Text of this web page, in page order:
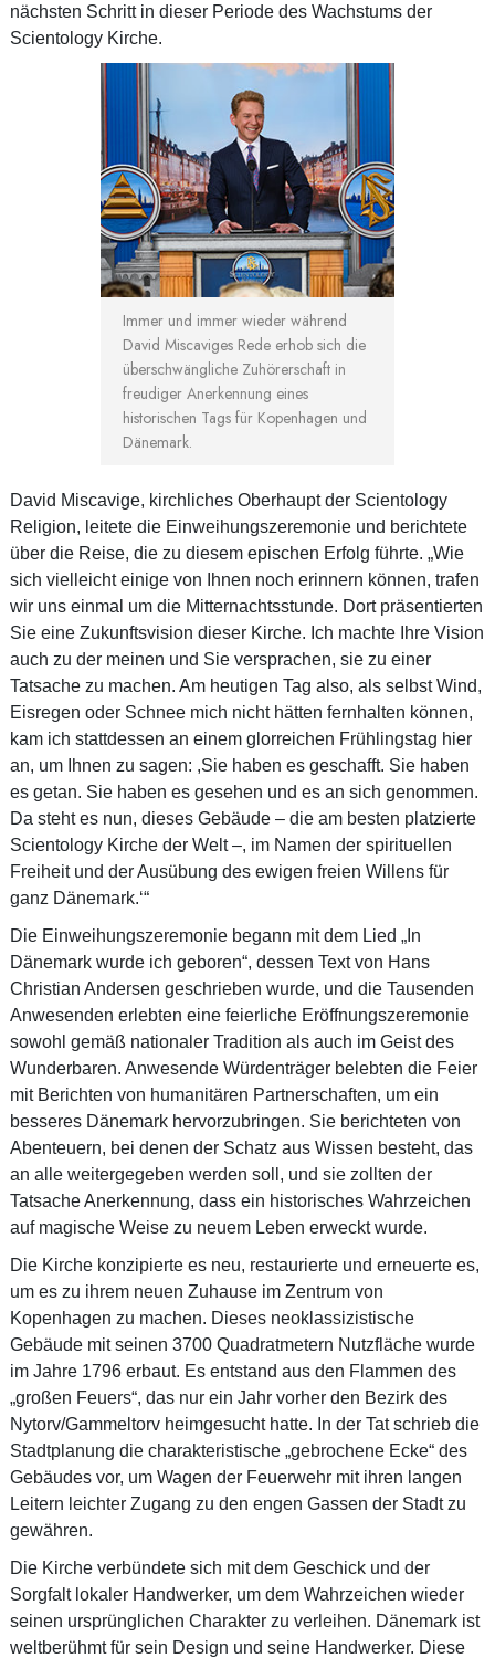
nächsten Schritt in dieser Periode des Wachstums der
Scientology Kirche.
Immer und immer wieder während
David Miscaviges Rede erhob sich die
überschwängliche Zuhörerschaft in
freudiger Anerkennung eines
historischen Tags für Kopenhagen und
Dänemark.
David Miscavige, kirchliches Oberhaupt der Scientology
Religion, leitete die Einweihungszeremonie und berichtete
über die Reise, die zu diesem epischen Erfolg führte. „Wie
sich vielleicht einige von Ihnen noch erinnern können, trafen
wir uns einmal um die Mitternachtsstunde. Dort präsentierten
Sie eine Zukunftsvision dieser Kirche. Ich machte Ihre Vision
auch zu der meinen und Sie versprachen, sie zu einer
Tatsache zu machen. Am heutigen Tag also, als selbst Wind,
Eisregen oder Schnee mich nicht hätten fernhalten können,
kam ich stattdessen an einem glorreichen Frühlingstag hier
an, um Ihnen zu sagen: ,Sie haben es geschafft. Sie haben
es getan. Sie haben es gesehen und es an sich genommen.
Da steht es nun, dieses Gebäude – die am besten platzierte
Scientology Kirche der Welt –, im Namen der spirituellen
Freiheit und der Ausübung des ewigen freien Willens für
ganz Dänemark.‘“
Die Einweihungszeremonie begann mit dem Lied „In
Dänemark wurde ich geboren“, dessen Text von Hans
Christian Andersen geschrieben wurde, und die Tausenden
Anwesenden erlebten eine feierliche Eröffnungszeremonie
sowohl gemäß nationaler Tradition als auch im Geist des
Wunderbaren. Anwesende Würdenträger belebten die Feier
mit Berichten von humanitären Partnerschaften, um ein
besseres Dänemark hervorzubringen. Sie berichteten von
Abenteuern, bei denen der Schatz aus Wissen besteht, das
an alle weitergegeben werden soll, und sie zollten der
Tatsache Anerkennung, dass ein historisches Wahrzeichen
auf magische Weise zu neuem Leben erweckt wurde.
Die Kirche konzipierte es neu, restaurierte und erneuerte es,
um es zu ihrem neuen Zuhause im Zentrum von
Kopenhagen zu machen. Dieses neoklassizistische
Gebäude mit seinen 3700 Quadratmetern Nutzfläche wurde
im Jahre 1796 erbaut. Es entstand aus den Flammen des
„großen Feuers“, das nur ein Jahr vorher den Bezirk des
Nytorv/Gammeltorv heimgesucht hatte. In der Tat schrieb die
Stadtplanung die charakteristische „gebrochene Ecke“ des
Gebäudes vor, um Wagen der Feuerwehr mit ihren langen
Leitern leichter Zugang zu den engen Gassen der Stadt zu
gewähren.
Die Kirche verbündete sich mit dem Geschick und der
Sorgfalt lokaler Handwerker, um dem Wahrzeichen wieder
seinen ursprünglichen Charakter zu verleihen. Dänemark ist
weltberühmt für sein Design und seine Handwerker. Diese